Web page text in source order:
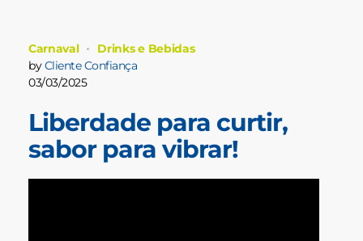
Liberdade para curtir,
sabor para vibrar!
03/03/2025
by Cliente Confiança
Carnaval Drinks e Bebidas